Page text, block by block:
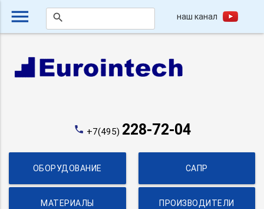
menu search наш канал
phone +7(495) 228-72-04
ОБОРУДОВАНИЕ САПР
МАТЕРИАЛЫ ПРОИЗВОДИТЕЛИ